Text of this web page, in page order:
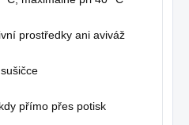
prostředky ani aviváž
přímo přes potisk